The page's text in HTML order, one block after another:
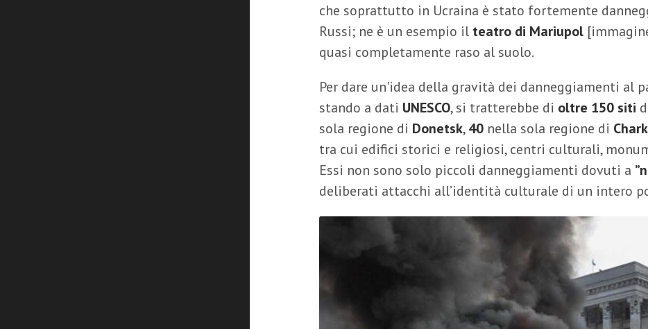
che soprattutto in Ucraina è stato fortemente
Russi; ne è un esempio il teatro di Mariupol
quasi completamente raso al suolo.
Per dare un'idea della gravità dei danneggiamenti al
stando a dati UNESCO, si tratterebbe di oltre 150 siti
sola regione di Donetsk,40 nella sola regione di
tra cui edifici storici e religiosi, centri culturali,
Essi non sono solo piccoli danneggiamenti dovuti a
deliberati attacchi all’identità culturale di un intero